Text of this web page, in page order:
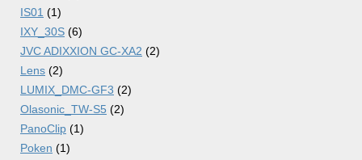
IS01 (1)
IXY_30S (6)
JVC ADIXXION GC-XA2 (2)
Lens (2)
LUMIX_DMC-GF3 (2)
Olasonic_TW-S5 (2)
PanoClip (1)
Poken (1)